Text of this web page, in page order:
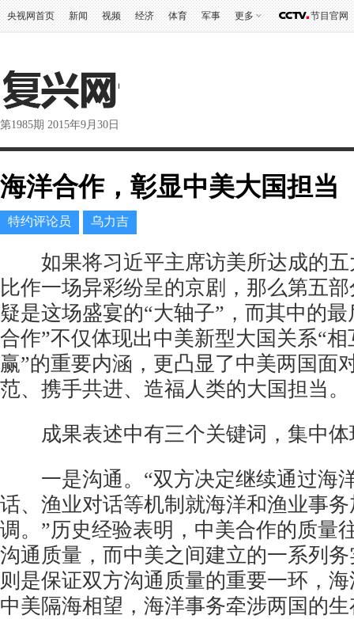
央视网首页 新闻 视频 经济 体育 军事 更多 节目官网
第1985期 2015年9月30日
海洋合作，彰显中美大国担当
特约评论员 乌力吉
如果将习近平主席访美所达成的五
比作一场异彩纷呈的京剧，那么第五
疑是这场盛宴的“大轴子”，而其中的
合作”不仅体现出中美新型大国关系“
赢”的重要内涵，更凸显了中美两国面
范、携手共进、造福人类的大国担当。
成果表述中有三个关键词，集中体
一是沟通。“双方决定继续通过海
话、渔业对话等机制就海洋和渔业事
调。”历史经验表明，中美合作的质量
沟通质量，而中美之间建立的一系列
则是保证双方沟通质量的重要一环，
中美隔海相望，海洋事务牵涉两国的